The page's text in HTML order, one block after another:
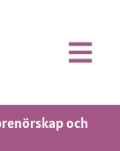
och